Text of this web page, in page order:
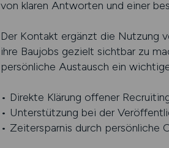
von klaren Antworten und einer
Der Kontakt ergänzt die Nutzung
ihre Baujobs gezielt sichtbar zu
persönliche Austausch ein
• Direkte Klärung offener
• Unterstützung bei der
• Zeitersparnis durch persönliche